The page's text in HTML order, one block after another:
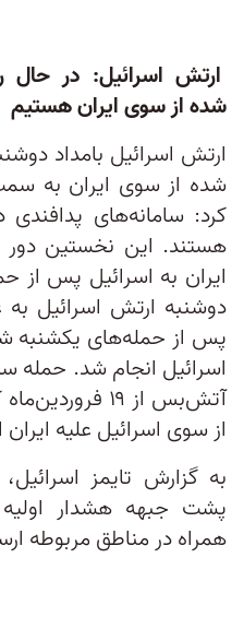
ارتش اسرائیل: در
شده از سوی ایران هستیم
ارتش اسرائیل بامداد
شده از سوی ایران به
کرد: سامانه‌های
هستند. این نخستین
ایران به اسرائیل پس از
دوشنبه ارتش اسرائیل
پس از حمله‌های یکشنبه
اسرائیل انجام شد. حمله
آتش‌بس از ۱۹
از سوی اسرائیل علیه
به گزارش تایمز
پشت جبهه هشدار
همراه در مناطق مربوطه